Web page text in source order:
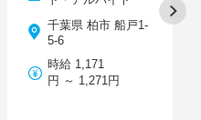
千葉県 柏市 船戸1-
5-6
時給 1,171
円 ～ 1,271円